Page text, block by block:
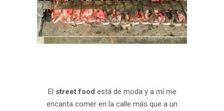
El street food está de moda y a mí me
encanta comer en la calle más que a un